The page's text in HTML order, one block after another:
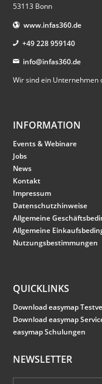
53113 Bonn
www.infas360.de
+49 228 959140
info@infas360.de
Wir sind ein Unternehmen
INFORMATION
Events & Webinare
Jobs
News
Kontakt
Impressum
Datenschutzhinweise
Allgemeine
Allgemeine
Nutzungsbestimmungen
QUICKLINKS
Download easymap
Download easymap
easymap Schulungen
NEWSLETTER